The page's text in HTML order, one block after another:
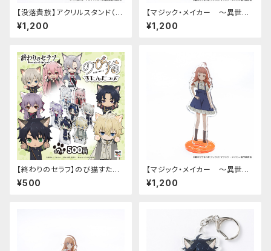
【没落貴族】アクリルスタンド（リ
アム）
¥1,200
【マジック・メイカー ～異世界
魔法の作り方～】アクリルスタン
ド（シオン）
¥1,200
【終わりのセラフ】のび猫すたん
だっぷ
¥500
【マジック・メイカー ～異世界
魔法の作り方～】アクリルスタン
ド（マリー）
¥1,200